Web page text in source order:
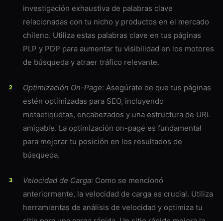
investigación exhaustiva de palabras clave
relacionadas con tu nicho y productos en el mercado
chileno. Utiliza estas palabras clave en tus páginas
PLP y PDP para aumentar tu visibilidad en los motores
de búsqueda y atraer tráfico relevante.
Optimización On-Page: Asegúrate de que tus páginas
estén optimizadas para SEO, incluyendo
metaetiquetas, encabezados y una estructura de URL
amigable. La optimización on-page es fundamental
para mejorar tu posición en los resultados de
búsqueda.
Velocidad de Carga: Como se mencionó
anteriormente, la velocidad de carga es crucial. Utiliza
herramientas de análisis de velocidad y optimiza tu